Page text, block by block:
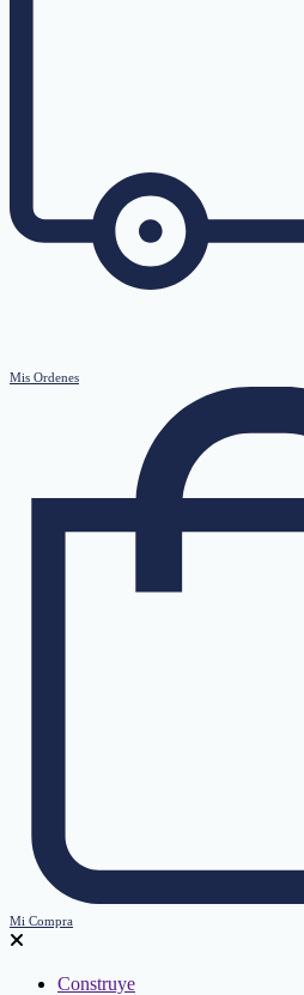
Mis Ordenes
Mi Compra
Construye